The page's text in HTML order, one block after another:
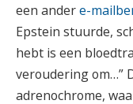
een andere-
Epstein stuurde,
hebt is een
veroudering om…”
adrenochrome,